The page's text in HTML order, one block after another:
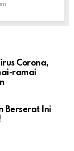
Corona,
ramai
Berserat Ini